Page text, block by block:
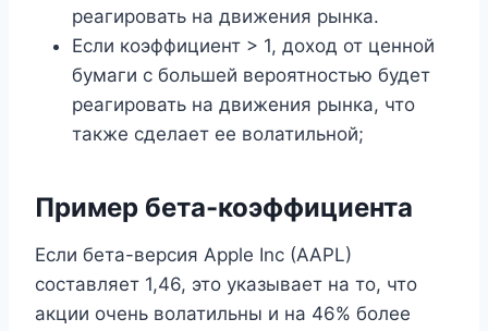
реагировать на движения рынка.
Если коэффициент > 1, доход от ценной
бумаги с большей вероятностью будет
реагировать на движения рынка, что
также сделает ее волатильной;
Пример бета-коэффициента
Если бета-версия Apple Inc (AAPL)
составляет 1,46, это указывает на то, что
акции очень волатильны и на 46% более